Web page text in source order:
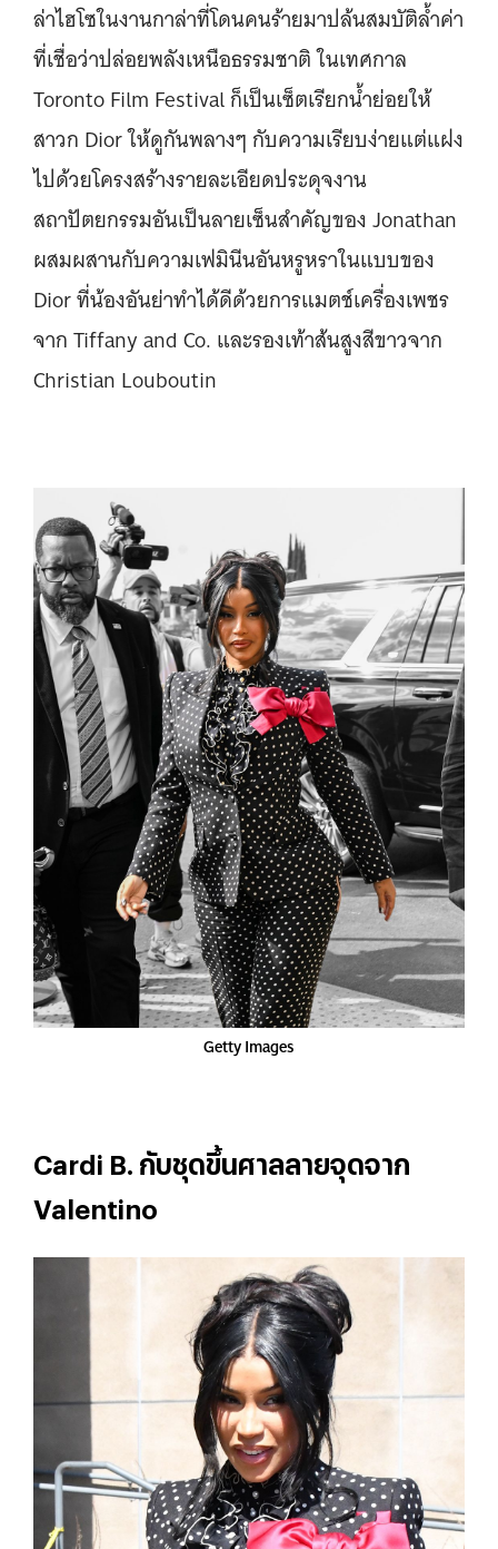
ล่าไฮโซในงานกาล่าที่โดนคนร้ายมาปล้นสมบัติล้ำค่า
ที่เชื่อว่าปล่อยพลังเหนือธรรมชาติ ในเทศกาล
Toronto Film Festival ก็เป็นเซ็ตเรียกน้ำย่อยให้
สาวก Dior ให้ดูกันพลางๆ กับความเรียบง่ายแต่แฝง
ไปด้วยโครงสร้างรายละเอียดประดุจงาน
สถาปัตยกรรมอันเป็นลายเซ็นสำคัญของ Jonathan
ผสมผสานกับความเฟมินีนอันหรูหราในแบบของ
Dior ที่น้องอันย่าทำได้ดีด้วยการแมตช์เครื่องเพชร
จาก Tiffany and Co. และรองเท้าส้นสูงสีขาวจาก
Christian Louboutin
Getty Images
Cardi B. กับชุดขึ้นศาลลายจุดจาก
Valentino